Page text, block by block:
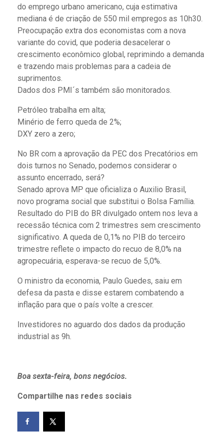
do emprego urbano americano, cuja estimativa
mediana é de criação de 550 mil empregos as 10h30.
Preocupação extra dos economistas com a nova
variante do covid, que poderia desacelerar o
crescimento econômico global, reprimindo a demanda
e trazendo mais problemas para a cadeia de
suprimentos.
Dados dos PMI´s também são monitorados.
Petróleo trabalha em alta;
Minério de ferro queda de 2%;
DXY zero a zero;
No BR com a aprovação da PEC dos Precatórios em
dois turnos no Senado, podemos considerar o
assunto encerrado, será?
Senado aprova MP que oficializa o Auxilio Brasil,
novo programa social que substitui o Bolsa Família.
Resultado do PIB do BR divulgado ontem nos leva a
recessão técnica com 2 trimestres sem crescimento
significativo. A queda de 0,1% no PIB do terceiro
trimestre reflete o impacto do recuo de 8,0% na
agropecuária, esperava-se recuo de 5,0%.
O ministro da economia, Paulo Guedes, saiu em
defesa da pasta e disse estarem combatendo a
inflação para que o país volte a crescer.
Investidores no aguardo dos dados da produção
industrial as 9h.
Boa sexta-feira, bons negócios.
Compartilhe nas redes sociais